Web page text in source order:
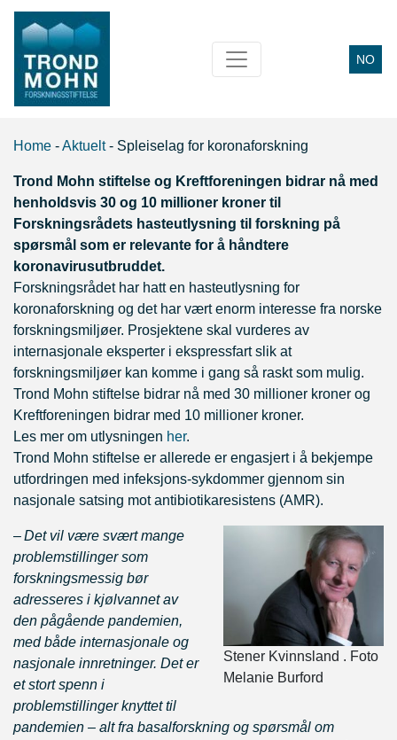
Main Navigation NO
Home -Aktuelt- Spleiselag for koronaforskning
Trond Mohn stiftelse og Kreftforeningen bidrar nå med
henholdsvis 30 og 10 millioner kroner til
Forskningsrådets hasteutlysning til forskning på
spørsmål som er relevante for å håndtere
koronavirusutbruddet.
Forskningsrådet har hatt en hasteutlysning for
koronaforskning og det har vært enorm interesse fra norske
forskningsmiljøer. Prosjektene skal vurderes av
internasjonale eksperter i ekspressfart slik at
forskningsmiljøer kan komme i gang så raskt som mulig.
Trond Mohn stiftelse bidrar nå med 30 millioner kroner og
Kreftforeningen bidrar med 10 millioner kroner.
Les mer om utlysningen her.
Trond Mohn stiftelse er allerede er engasjert i å bekjempe
utfordringen med infeksjons-sykdommer gjennom sin
nasjonale satsing mot antibiotikaresistens (AMR).
Stener Kvinnsland . Foto
Melanie Burford
–Det vil være svært mange
problemstillinger som
forskningsmessig bør
adresseres i kjølvannet av
den pågående pandemien,
med både internasjonale og
nasjonale innretninger. Det er
et stort spenn i
problemstillinger knyttet til
pandemien – alt fra basalforskning og spørsmål om